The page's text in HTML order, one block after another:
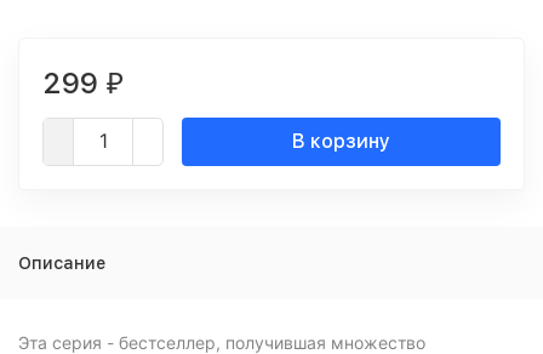
299 ₽
В корзину
Описание
Эта серия - бестселлер, получившая множество